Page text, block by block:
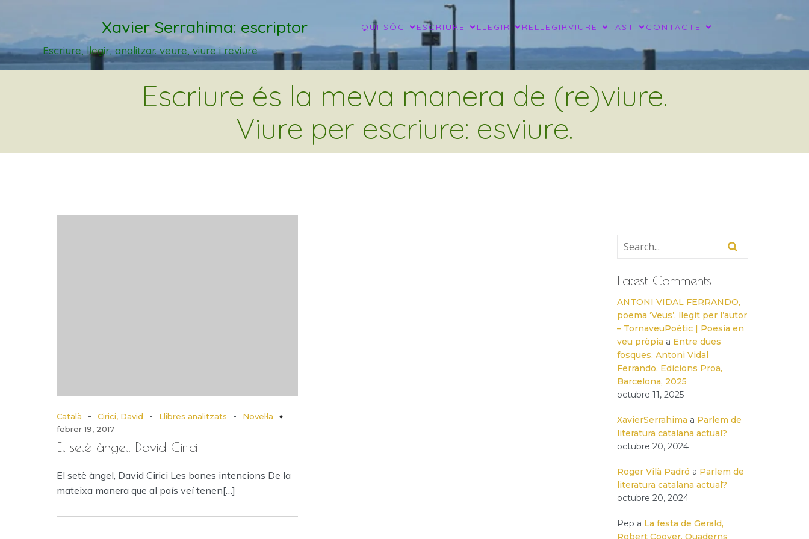
Xavier Serrahima: escriptor QUI SÓC ESCRIURE LLEGIR RELLEGIRVIURE TAST CONTACTE
Escriure, llegir, analitzar. veure, viure i reviure
Escriure és la meva manera de (re)viure.
Viure per escriure: esviure.
Català - Cirici, David - Llibres analitzats -
Novel·la
febrer 19, 2017
El setè àngel, David Cirici
El setè àngel, David Cirici Les bones intencions De la
mateixa manera que al país veí tenen[…]
Latest Comments
ANTONI VIDAL FERRANDO,
poema ‘Veus’, llegit per l’autor
– TornaveuPoètic | Poesia en
veu pròpia a Entre dues
fosques, Antoni Vidal
Ferrando, Edicions Proa,
Barcelona, 2025
octubre 11, 2025
XavierSerrahima a Parlem de
literatura catalana actual?
octubre 20, 2024
Roger Vilà Padró a Parlem de
literatura catalana actual?
octubre 20, 2024
Pep a La festa de Gerald,
Robert Coover, Quaderns